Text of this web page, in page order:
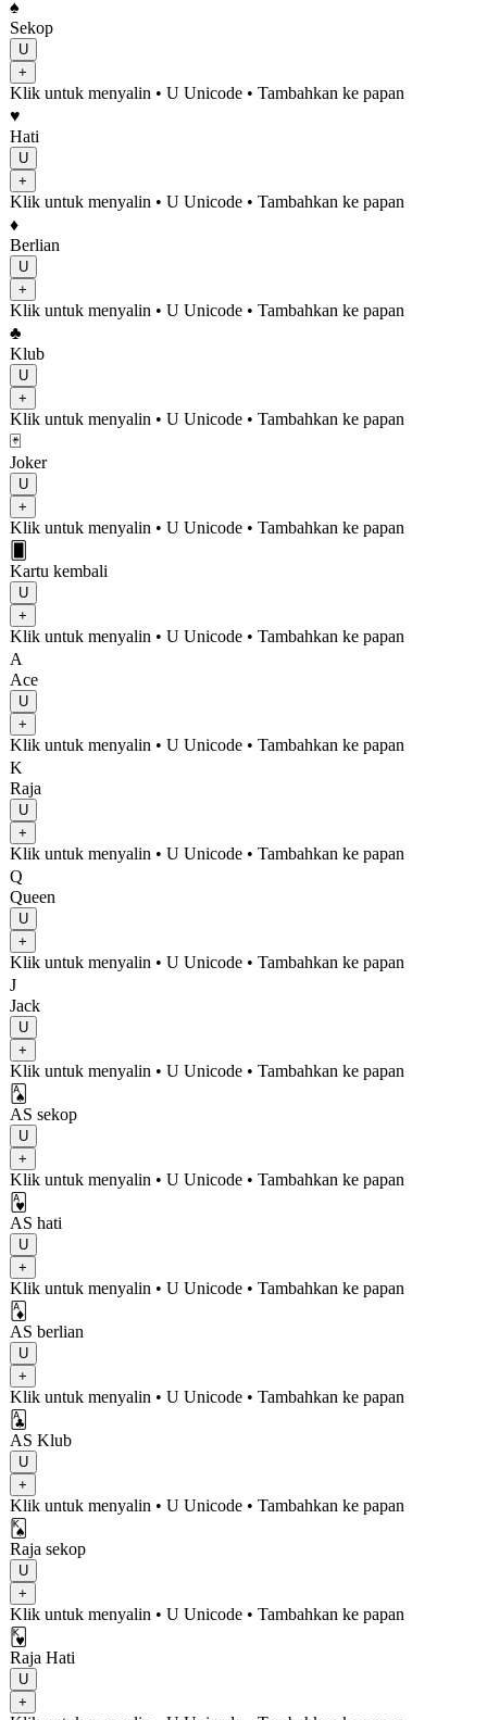
♠️
Sekop
U
+
Klik untuk menyalin • U Unicode • Tambahkan ke papan
♥️
Hati
U
+
Klik untuk menyalin • U Unicode • Tambahkan ke papan
♦️
Berlian
U
+
Klik untuk menyalin • U Unicode • Tambahkan ke papan
♣️
Klub
U
+
Klik untuk menyalin • U Unicode • Tambahkan ke papan
🃏
Joker
U
+
Klik untuk menyalin • U Unicode • Tambahkan ke papan
Kartu kembali
U
+
Klik untuk menyalin • U Unicode • Tambahkan ke papan
A
Ace
U
+
Klik untuk menyalin • U Unicode • Tambahkan ke papan
K
Raja
U
+
Klik untuk menyalin • U Unicode • Tambahkan ke papan
Q
Queen
U
+
Klik untuk menyalin • U Unicode • Tambahkan ke papan
J
Jack
U
+
Klik untuk menyalin • U Unicode • Tambahkan ke papan
🂡
AS sekop
U
+
Klik untuk menyalin • U Unicode • Tambahkan ke papan
🂱
AS hati
U
+
Klik untuk menyalin • U Unicode • Tambahkan ke papan
🃁
AS berlian
U
+
Klik untuk menyalin • U Unicode • Tambahkan ke papan
🃑
AS Klub
U
+
Klik untuk menyalin • U Unicode • Tambahkan ke papan
🂮
Raja sekop
U
+
Klik untuk menyalin • U Unicode • Tambahkan ke papan
🂾
Raja Hati
U
+